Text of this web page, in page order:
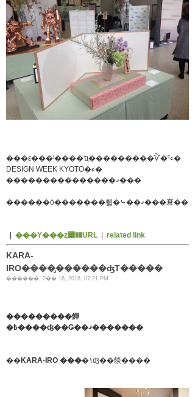
���ε���ˡ����ҵ���������Ѷ�ˤء�
DESIGN WEEK KYOTO�ء�
���������������ޤ���
������ȯ�������뤫�⤷��ޤ���衰��
| ���Υ���ȥ꡼��URL | related link
KARA-
IRO����̡������ʤΤ�����
������, 2�� 16, 2016, 07:21 PM
���������餫
�߿����ʤ��Ǥ��ޤ�������
��KARA-IRO ��� �١ʤ��餤����